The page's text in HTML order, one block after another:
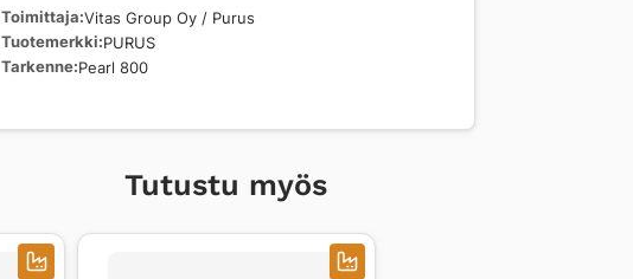
Toimittaja Vitas Group Oy / Purus
Tuotemerkki PURUS
Tarkenne Pearl 800
Tutustu myös